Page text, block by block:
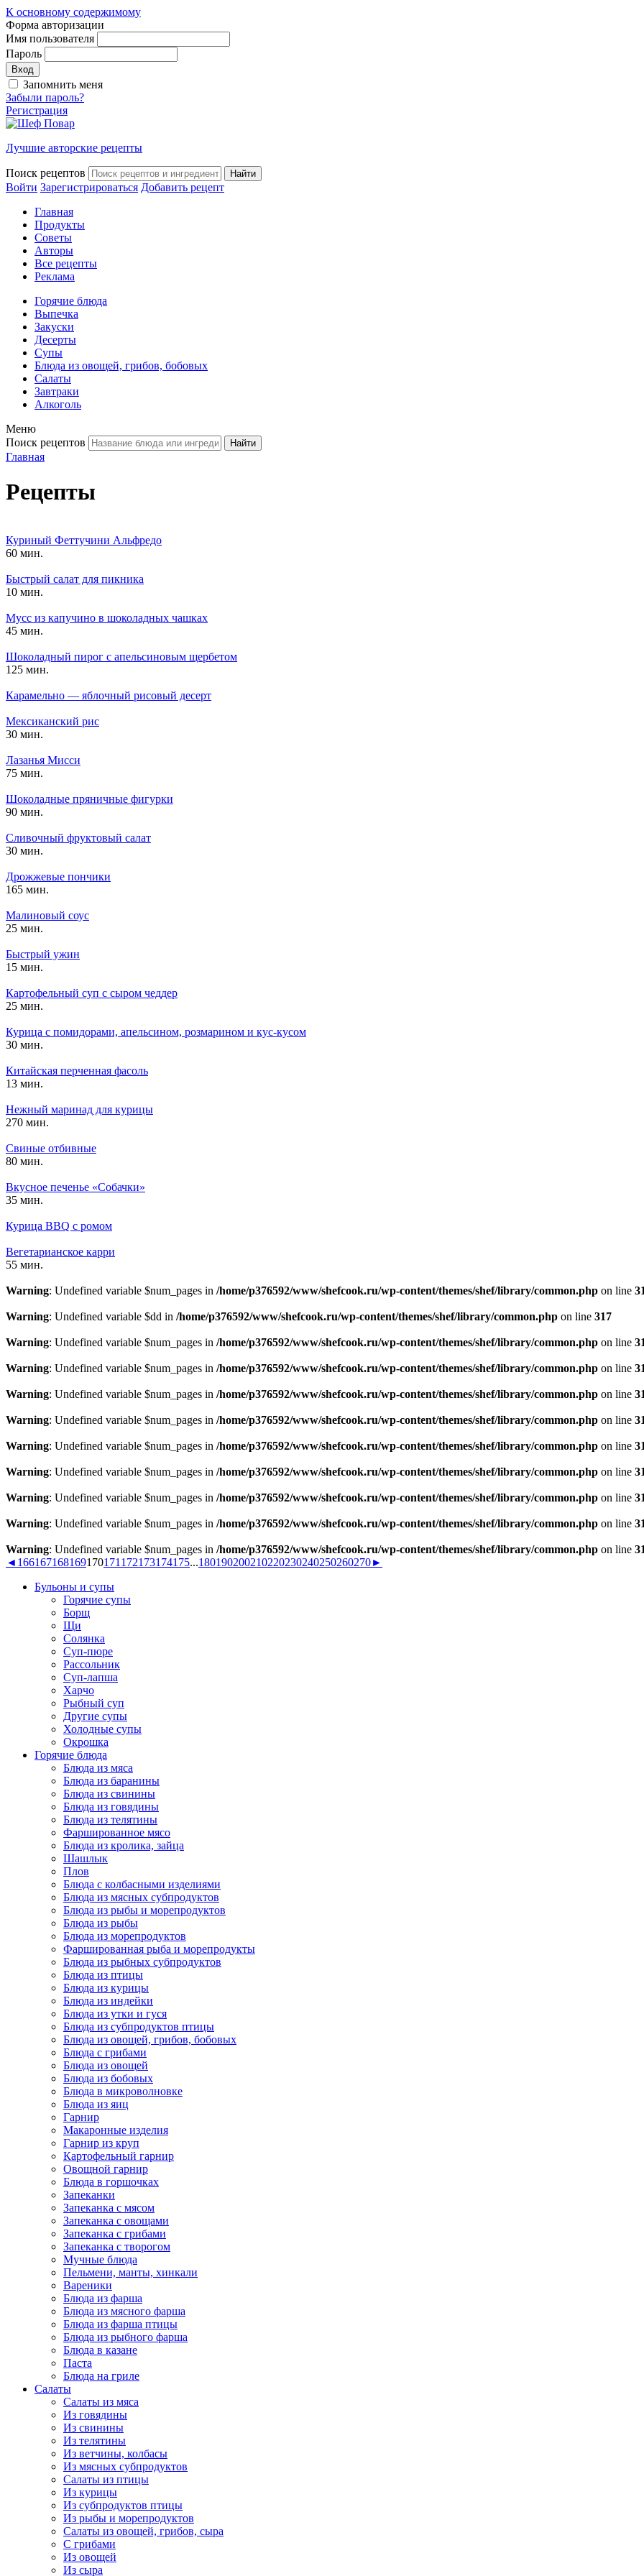
К основному содержимому
Форма авторизации
Имя пользователя
Пароль
Запомнить меня
Забыли пароль?
Регистрация
Лучшие авторские рецепты
Поиск рецептов
Войти Зарегистрироваться Добавить рецепт
Главная
Продукты
Советы
Авторы
Все рецепты
Реклама
Горячие блюда
Выпечка
Закуски
Десерты
Супы
Блюда из овощей, грибов, бобовых
Салаты
Завтраки
Алкоголь
Меню
Поиск рецептов
Главная
Рецепты
Куриный Феттучини Альфредо
60 мин.
Быстрый салат для пикника
10 мин.
Мусс из капучино в шоколадных чашках
45 мин.
Шоколадный пирог с апельсиновым щербетом
125 мин.
Карамельно — яблочный рисовый десерт
Мексиканский рис
30 мин.
Лазанья Мисси
75 мин.
Шоколадные пряничные фигурки
90 мин.
Сливочный фруктовый салат
30 мин.
Дрожжевые пончики
165 мин.
Малиновый соус
25 мин.
Быстрый ужин
15 мин.
Картофельный суп с сыром чеддер
25 мин.
Курица с помидорами, апельсином, розмарином и кус-кусом
30 мин.
Китайская перченная фасоль
13 мин.
Нежный маринад для курицы
270 мин.
Свиные отбивные
80 мин.
Вкусное печенье «Собачки»
35 мин.
Курица BBQ с ромом
Вегетарианское карри
55 мин.
Warning: Undefined variable $num_pages in /home/p376592/www/shefcook.ru/wp-content/themes/shef/library/common.php on line
Warning: Undefined variable $dd in /home/p376592/www/shefcook.ru/wp-content/themes/shef/library/common.php on line 317
Warning: Undefined variable $num_pages in /home/p376592/www/shefcook.ru/wp-content/themes/shef/library/common.php on line
Warning: Undefined variable $num_pages in /home/p376592/www/shefcook.ru/wp-content/themes/shef/library/common.php on line
Warning: Undefined variable $num_pages in /home/p376592/www/shefcook.ru/wp-content/themes/shef/library/common.php on line
Warning: Undefined variable $num_pages in /home/p376592/www/shefcook.ru/wp-content/themes/shef/library/common.php on line
Warning: Undefined variable $num_pages in /home/p376592/www/shefcook.ru/wp-content/themes/shef/library/common.php on line
Warning: Undefined variable $num_pages in /home/p376592/www/shefcook.ru/wp-content/themes/shef/library/common.php on line
Warning: Undefined variable $num_pages in /home/p376592/www/shefcook.ru/wp-content/themes/shef/library/common.php on line
Warning: Undefined variable $num_pages in /home/p376592/www/shefcook.ru/wp-content/themes/shef/library/common.php on line
Warning: Undefined variable $num_pages in /home/p376592/www/shefcook.ru/wp-content/themes/shef/library/common.php on line
◄ 166167168169170171 172173174175...180190200210220230240250260270►
Бульоны и супы
Горячие супы
Борщ
Щи
Солянка
Суп-пюре
Рассольник
Суп-лапша
Харчо
Рыбный суп
Другие супы
Холодные супы
Окрошка
Горячие блюда
Блюда из мяса
Блюда из баранины
Блюда из свинины
Блюда из говядины
Блюда из телятины
Фаршированное мясо
Блюда из кролика, зайца
Шашлык
Плов
Блюда с колбасными изделиями
Блюда из мясных субпродуктов
Блюда из рыбы и морепродуктов
Блюда из рыбы
Блюда из морепродуктов
Фаршированная рыба и морепродукты
Блюда из рыбных субпродуктов
Блюда из птицы
Блюда из курицы
Блюда из индейки
Блюда из утки и гуся
Блюда из субпродуктов птицы
Блюда из овощей, грибов, бобовых
Блюда с грибами
Блюда из овощей
Блюда из бобовых
Блюда в микроволновке
Блюда из яиц
Гарнир
Макаронные изделия
Гарнир из круп
Картофельный гарнир
Овощной гарнир
Блюда в горшочках
Запеканки
Запеканка с мясом
Запеканка с овощами
Запеканка с грибами
Запеканка с творогом
Мучные блюда
Пельмени, манты, хинкали
Вареники
Блюда из фарша
Блюда из мясного фарша
Блюда из фарша птицы
Блюда из рыбного фарша
Блюда в казане
Паста
Блюда на гриле
Салаты
Салаты из мяса
Из говядины
Из свинины
Из телятины
Из ветчины, колбасы
Из мясных субпродуктов
Салаты из птицы
Из курицы
Из субпродуктов птицы
Из рыбы и морепродуктов
Салаты из овощей, грибов, сыра
С грибами
Из овощей
Из сыра